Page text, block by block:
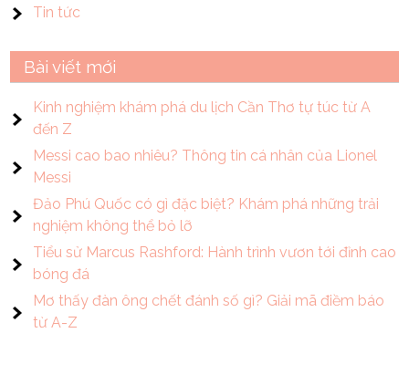
Tin tức
Bài viết mới
Kinh nghiệm khám phá du lịch Cần Thơ tự túc từ A
đến Z
Messi cao bao nhiêu? Thông tin cá nhân của Lionel
Messi
Đảo Phú Quốc có gì đặc biệt? Khám phá những trải
nghiệm không thể bỏ lỡ
Tiểu sử Marcus Rashford: Hành trình vươn tới đỉnh cao
bóng đá
Mơ thấy đàn ông chết đánh số gì? Giải mã điềm báo
từ A-Z